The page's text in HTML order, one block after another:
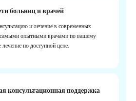
больниц и врачей
и лечение в современных
самыми опытными врачами по вашему
по доступной цене.
консультационная поддержка